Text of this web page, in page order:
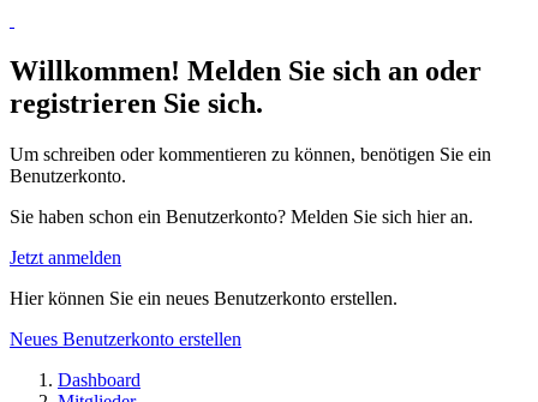
Willkommen! Melden Sie sich an oder
registrieren Sie sich.
Um schreiben oder kommentieren zu können, benötigen Sie ein
Benutzerkonto.
Sie haben schon ein Benutzerkonto? Melden Sie sich hier an.
Jetzt anmelden
Hier können Sie ein neues Benutzerkonto erstellen.
Neues Benutzerkonto erstellen
Dashboard